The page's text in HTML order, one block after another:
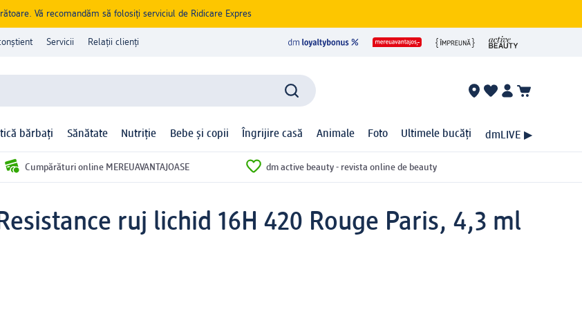
Vă recomandăm să folosiți serviciul de Ridicare Expres
Servicii Relații clienți
bărbați Sănătate Nutriție Bebe și copii Îngrijire casă Animale Foto Ultimele bucăți dmLIVE ▶
Cumpărături online MEREUAVANTAJOASE dm active beauty - revista online de beauty
ruj lichid 16H 420 Rouge Paris, 4,3 ml